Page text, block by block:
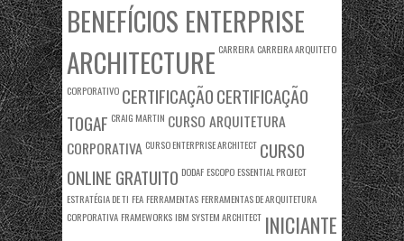
BENEFÍCIOS ENTERPRISE
ARCHITECTURE CARREIRA CARREIRA ARQUITETO
CORPORATIVO CERTIFICAÇÃOCERTIFICAÇÃO
TOGAF CRAIG MARTIN CURSO ARQUITETURA
CORPORATIVA CURSO ENTERPRISE ARCHITECT CURSO
ONLINE GRATUITO DODAF ESCOPO ESSENTIAL PROJECT
ESTRATÉGIA DE TI FEA FERRAMENTAS FERRAMENTAS DE ARQUITETURA
CORPORATIVA FRAMEWORKS IBM SYSTEM ARCHITECT INICIANTE